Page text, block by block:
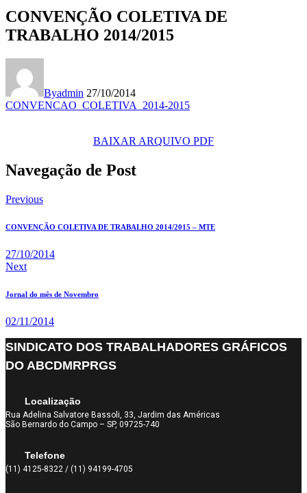
CONVENÇÃO COLETIVA DE
TRABALHO 2014/2015
Byadmin 27/10/2014
CONVENCAO_COLETIVA_2014-2015
BAIXAR ARQUIVO PDF
Navegação de Post
Previous
CONVENÇÃO COLETIVA DE TRABALHO 2014/2015 – MTE
27/10/2014
Next
Jornal do mês de Novembro
02/11/2014
SINDICATO DOS TRABALHADORES GRÁFICOS
DO ABCDMRPRGS
Localização
Rua Adelina Salvatore Bassoli, 33, Jardim das Américas
São Bernardo do Campo – SP, 09725-740
Telefone
(11) 4125-8322 / (11) 94199-4705